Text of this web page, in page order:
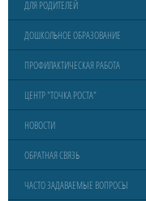
ДЛЯ РОДИТЕЛЕЙ
ДОШКОЛЬНОЕ ОБРАЗОВАНИЕ
ПРОФИЛАКТИЧЕСКАЯ РАБОТА
ЦЕНТР "ТОЧКА РОСТА"
НОВОСТИ
ОБРАТНАЯ СВЯЗЬ
ЧАСТО ЗАДАВАЕМЫЕ ВОПРОСЫ